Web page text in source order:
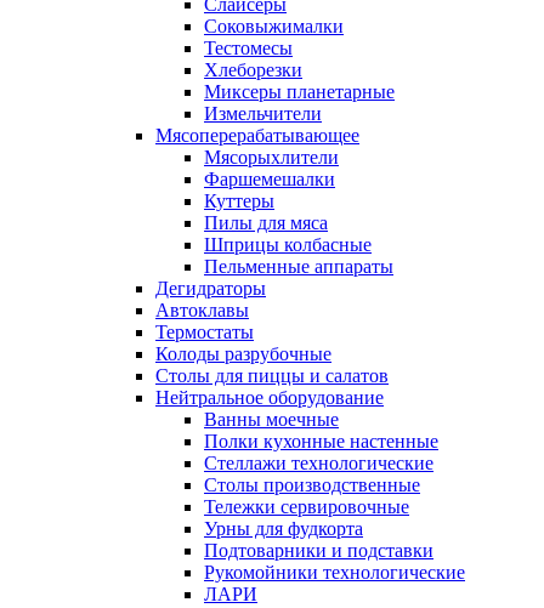
Слайсеры
Соковыжималки
Тестомесы
Хлеборезки
Миксеры планетарные
Измельчители
Мясоперерабатывающее
Мясорыхлители
Фаршемешалки
Куттеры
Пилы для мяса
Шприцы колбасные
Пельменные аппараты
Дегидраторы
Автоклавы
Термостаты
Колоды разрубочные
Столы для пиццы и салатов
Нейтральное оборудование
Ванны моечные
Полки кухонные настенные
Стеллажи технологические
Столы производственные
Тележки сервировочные
Урны для фудкорта
Подтоварники и подставки
Рукомойники технологические
ЛАРИ